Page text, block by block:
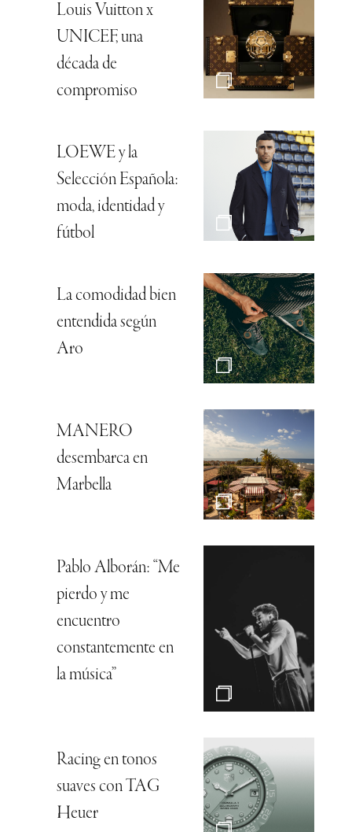
Louis Vuitton x
UNICEF, una
década de
compromiso
LOEWE y la
Selección Española:
moda, identidad y
fútbol
La comodidad bien
entendida según
Aro
MANERO
desembarca en
Marbella
Pablo Alborán: “Me
pierdo y me
encuentro
constantemente en
la música”
Racing en tonos
suaves con TAG
Heuer